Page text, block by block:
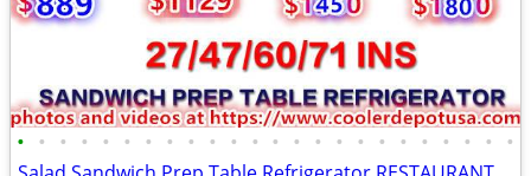
• • • • • • • • • • • • • • • • • • • • • • • •